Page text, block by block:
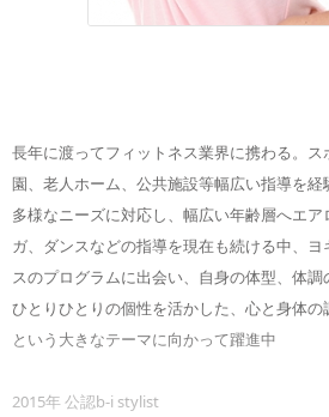
長年に渡ってフィットネス業界に携わる。
園、老人ホーム、公共施設等幅広い指導を経
多様なニーズに対応し、幅広い年齢層へエ
ガ、ダンスなどの指導を現在も続ける中、
スのプログラムに出会い、自身の体型、体調
ひとりひとりの個性を活かした、心と身体の
という大きなテーマに向かって躍進中
2015年 公認b-i stylist